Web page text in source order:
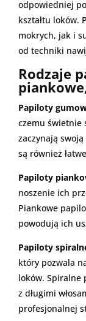
odpowiedniej
kształtu loków.
mokrych, jak i
od techniki
Rodzaje
Papiloty
czemu świetnie
zaczynają
są również
Papiloty
noszenie ich
Piankowe
powodują ich
Papiloty
który pozwala
loków. Spiralne
z długimi
profesjonalnej